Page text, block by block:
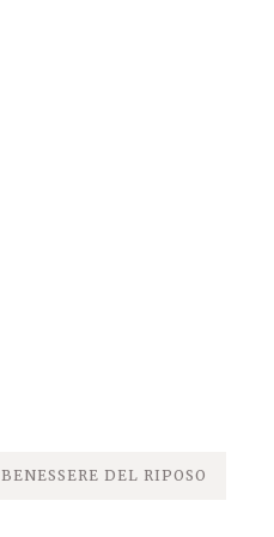
BENESSERE DEL RIPOSO